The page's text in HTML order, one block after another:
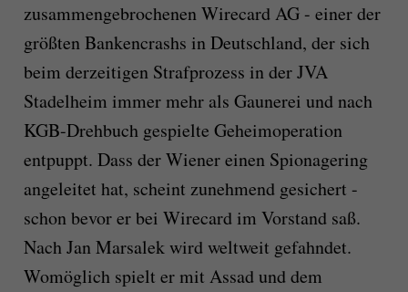
zusammengebrochenen Wirecard AG - einer der
größten Bankencrashs in Deutschland, der sich
beim derzeitigen Strafprozess in der JVA
Stadelheim immer mehr als Gaunerei und nach
KGB-Drehbuch gespielte Geheimoperation
entpuppt. Dass der Wiener einen Spionagering
angeleitet hat, scheint zunehmend gesichert -
schon bevor er bei Wirecard im Vorstand saß.
Nach Jan Marsalek wird weltweit gefahndet.
Womöglich spielt er mit Assad und dem